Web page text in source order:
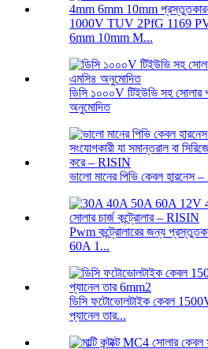
1000V TUV 2PfG 1169
6mm 10mm M...
ডিসি ১০০০V টিইউভি সহ সোলার
অনুমোদিত
ভালো মানের পিভি কেবল
Pwm কন্ট্রোলারের জন্য
60A 1...
ডিসি ফটোভোলটাইক কেবল
প্যানেল তার...